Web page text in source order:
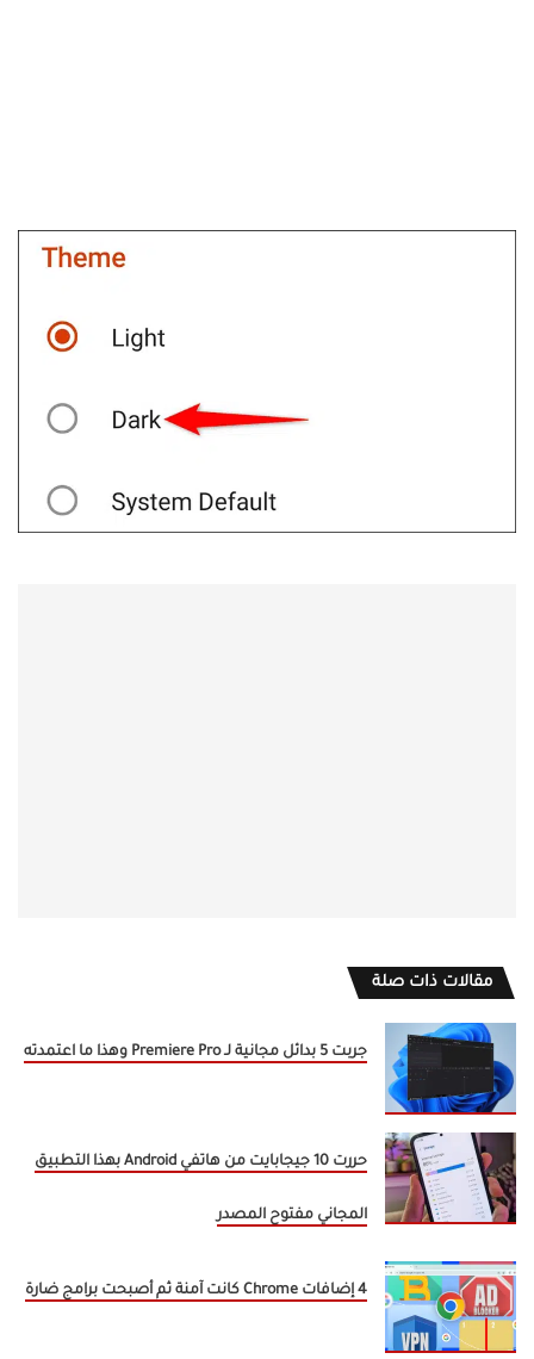
مقالات ذات صلة
جربت 5 بدائل مجانية لـ Premiere Pro وهذا ما اعتمدته
حررت 10 جيجابايت من هاتفي Android بهذا التطبيق
المجاني مفتوح المصدر
4 إضافات Chrome كانت آمنة ثم أصبحت برامج ضارة